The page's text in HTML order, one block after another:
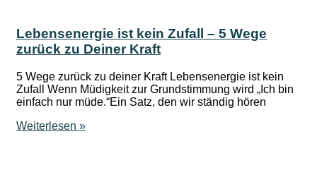
Lebensenergie ist kein Zufall – 5 Wege
zurück zu Deiner Kraft
5 Wege zurück zu deiner Kraft Lebensenergie ist kein
Zufall Wenn Müdigkeit zur Grundstimmung wird „Ich bin
einfach nur müde.“Ein Satz, den wir ständig hören
Weiterlesen »